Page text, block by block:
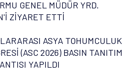
GENEL MÜDÜR YRD.
ZİYARET ETTİ
ASYA TOHUMCULUK
(ASC 2026) BASIN TANITIM
YAPILDI